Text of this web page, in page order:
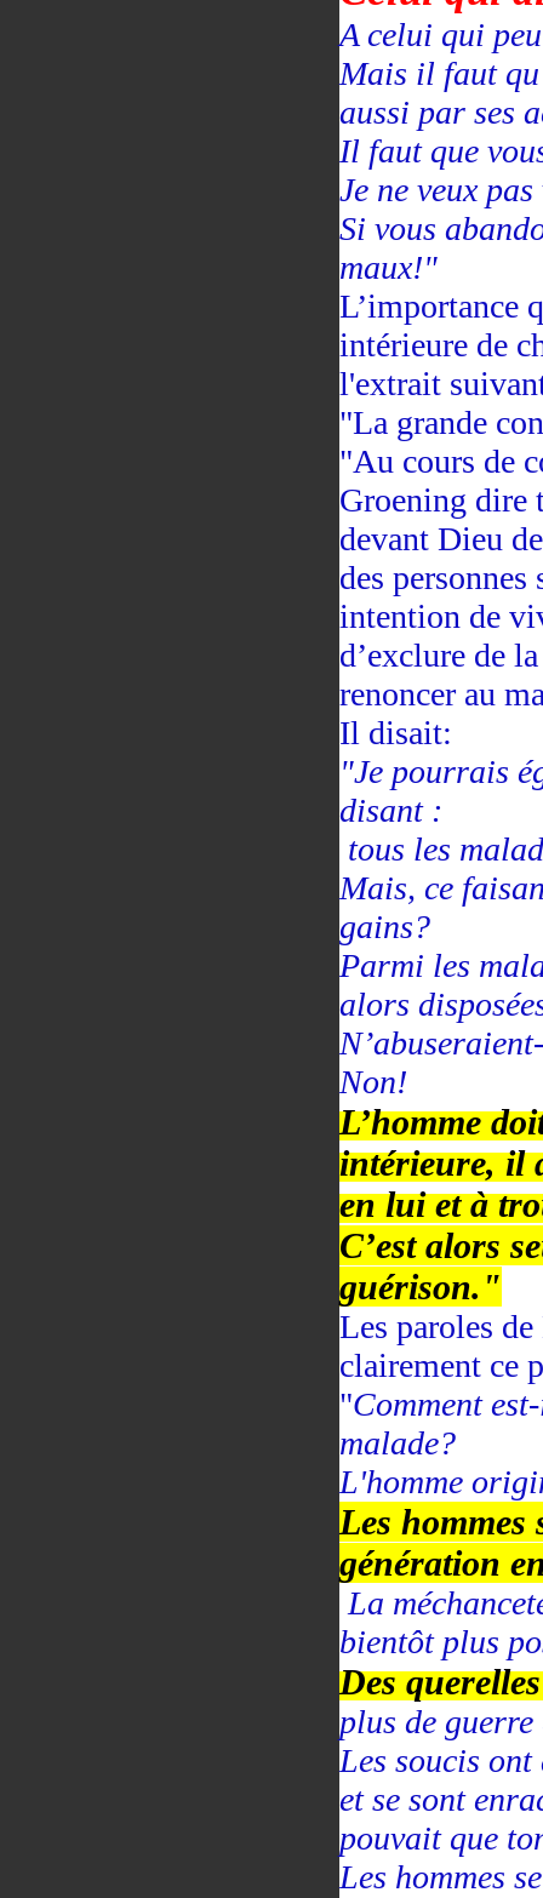
A celui qui
Mais il faut
aussi par ses
Il faut que
Je ne veux
Si vous
maux!"
L’importance
intérieure de
l'extrait
"La grande
"Au cours de
Groening dire
devant Dieu
des
intention de
d’exclure de
renoncer au
Il disait:
"Je pourrais
disant :
tous les
Mais, ce
gains?
Parmi les
alors
Non!
L’homme
intérieure, il
en lui et à
C’est alors
guérison."
Les paroles
clairement ce
"Comment
malade?
L'homme
Les hommes
génération
La
bientôt plus
Des
plus de
Les soucis
et se sont
pouvait que
Les hommes